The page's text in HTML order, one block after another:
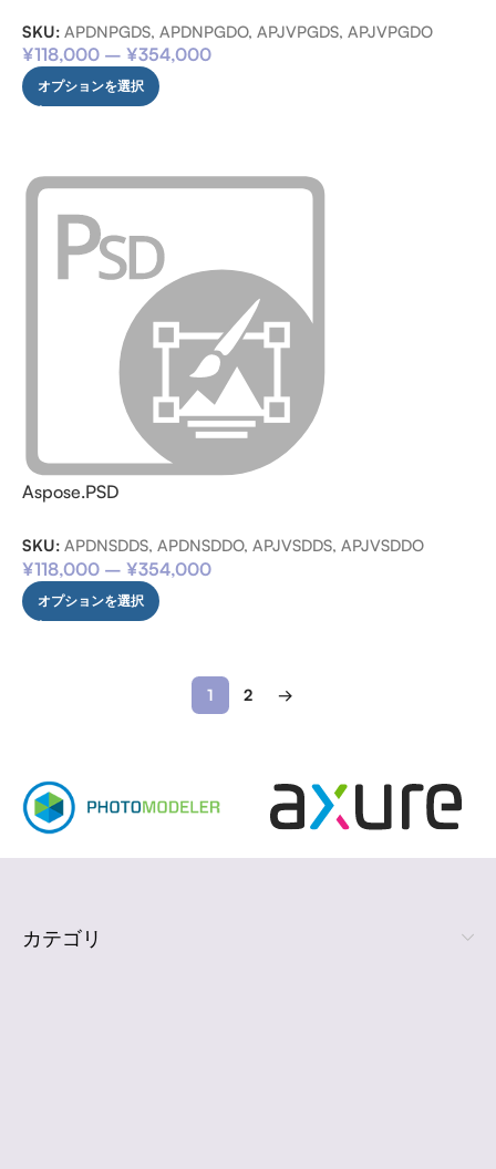
SKU: APDNPGDS, APDNPGDO, APJVPGDS, APJVPGDO
¥118,000 – ¥354,000
オプションを選択
Aspose.PSD
SKU: APDNSDDS, APDNSDDO, APJVSDDS, APJVSDDO
¥118,000 – ¥354,000
オプションを選択
1 2 →
カテゴリ